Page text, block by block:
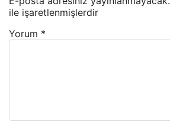
ile işaretlenmişlerdir
Yorum *